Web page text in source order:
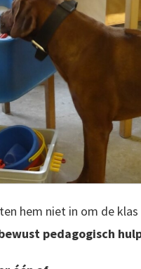
hem niet in om de
pedagogisch